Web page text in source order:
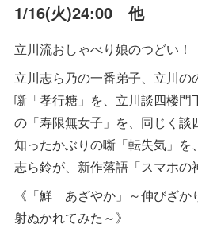
1/16(火)24:00 他
立川流おしゃべり娘のつどい！
立川志ら乃の一番弟子、立川
噺「孝行糖」を、立川談四楼
の「寿限無女子」を、同じく談
知ったかぶりの噺「転失気」を
志ら鈴が、新作落語「スマホの
《「鮮 あざやか」～伸びざか
射ぬかれてみた～》